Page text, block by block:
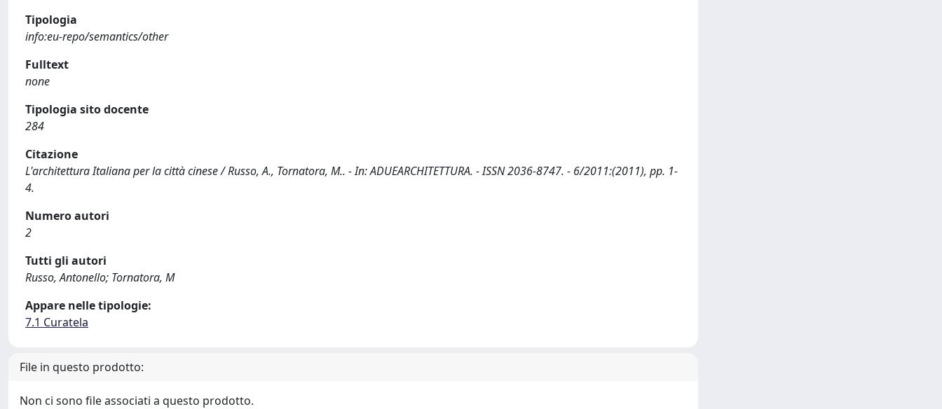
Tipologia
info:eu-repo/semantics/other
Fulltext
none
Tipologia sito docente
284
Citazione
L'architettura Italiana per la città cinese / Russo, A., Tornatora, M.. - In: ADUEARCHITETTURA. - ISSN 2036-8747. - 6/2011:(2011), pp. 1-
4.
Numero autori
2
Tutti gli autori
Russo, Antonello; Tornatora, M
Appare nelle tipologie:
7.1 Curatela
File in questo prodotto:
Non ci sono file associati a questo prodotto.